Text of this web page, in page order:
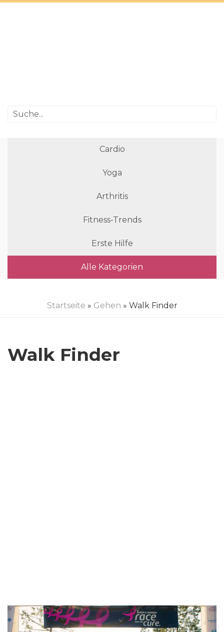
Cardio
Yoga
Arthritis
Fitness-Trends
Erste Hilfe
Alle Kategorien
Startseite » Gehen » Walk Finder
Walk Finder